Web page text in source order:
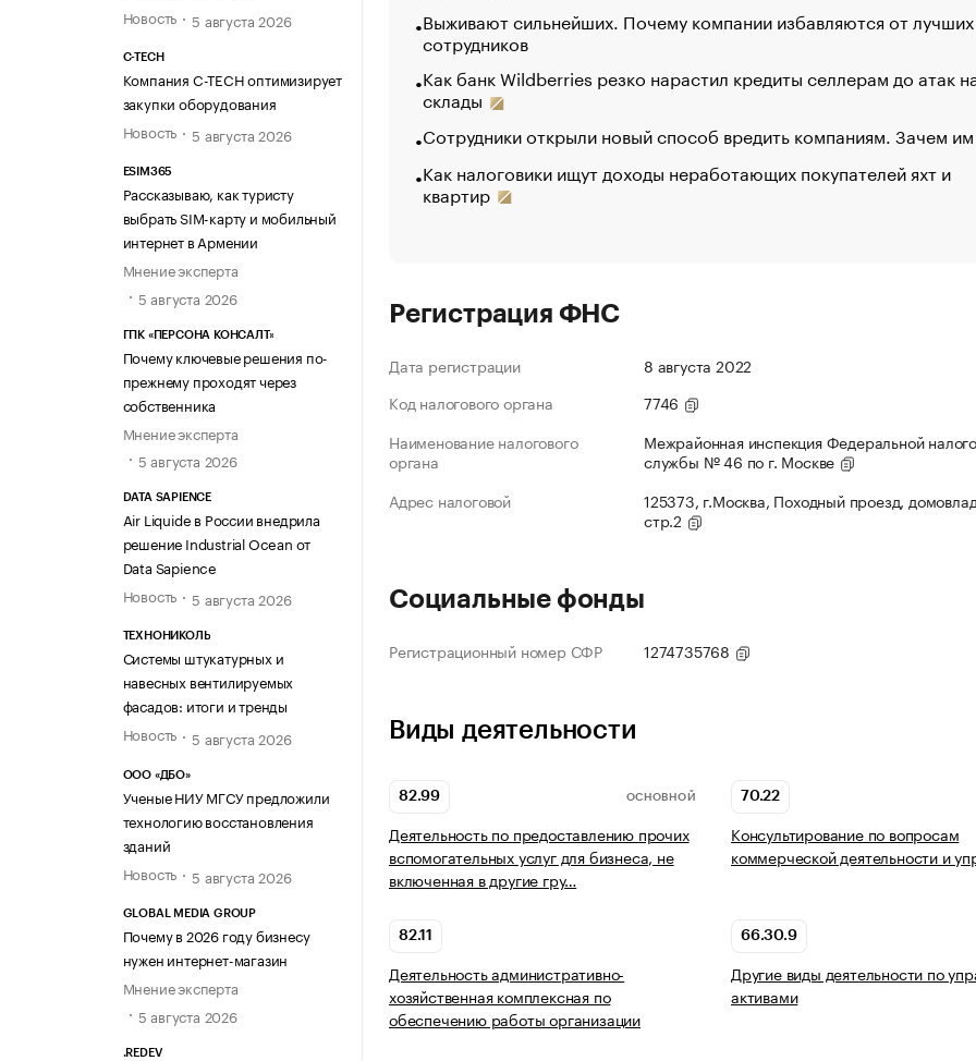
Новость
5 августа 2026
C-TECH
Компания C-TECH оптимизирует
закупки оборудования
Новость
5 августа 2026
ESIM365
Рассказываю, как туристу
выбрать SIM-карту и мобильный
интернет в Армении
Мнение эксперта
5 августа 2026
ГПК «ПЕРСОНА КОНСАЛТ»
Почему ключевые решения по-
прежнему проходят через
собственника
Мнение эксперта
5 августа 2026
DATA SAPIENCE
Air Liquide в России внедрила
решение Industrial Ocean от
Data Sapience
Новость
5 августа 2026
ТЕХНОНИКОЛЬ
Системы штукатурных и
навесных вентилируемых
фасадов: итоги и тренды
Новость
5 августа 2026
ООО «ДБО»
Ученые НИУ МГСУ предложили
технологию восстановления
зданий
Новость
5 августа 2026
GLOBAL MEDIA GROUP
Почему в 2026 году бизнесу
нужен интернет-магазин
Мнение эксперта
5 августа 2026
.REDEV
Выживают сильнейших. Почему компании избавляются от лучших
сотрудников
Как банк Wildberries резко нарастил кредиты селлерам до атак
склады
Сотрудники открыли новый способ вредить компаниям. Зачем
Как налоговики ищут доходы неработающих покупателей яхт и
квартир
Регистрация ФНС
Дата регистрации
8 августа 2022
Код налогового органа
7746
Наименование налогового
органа
Межрайонная инспекция Федеральной
службы № 46 по г. Москве
Адрес налоговой
125373, г.Москва, Походный проезд,
стр.2
Социальные фонды
Регистрационный номер СФР 1274735768
Виды деятельности
82.99 ОСНОВНОЙ
Деятельность по предоставлению прочих
вспомогательных услуг для бизнеса, не
включенная в другие гру…
70.22
Консультирование по вопросам
коммерческой деятельности и
82.11
Деятельность административно-
хозяйственная комплексная по
обеспечению работы организации
66.30.9
Другие виды деятельности по
активами